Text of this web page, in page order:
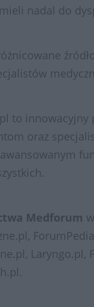
nadal do
to innowacyjny
oraz
Medforum
Laryngo.pl,